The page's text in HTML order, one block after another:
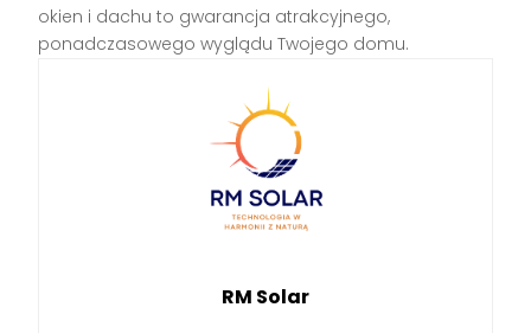
okien i dachu to gwarancja atrakcyjnego,
ponadczasowego wyglądu Twojego domu.
RM Solar